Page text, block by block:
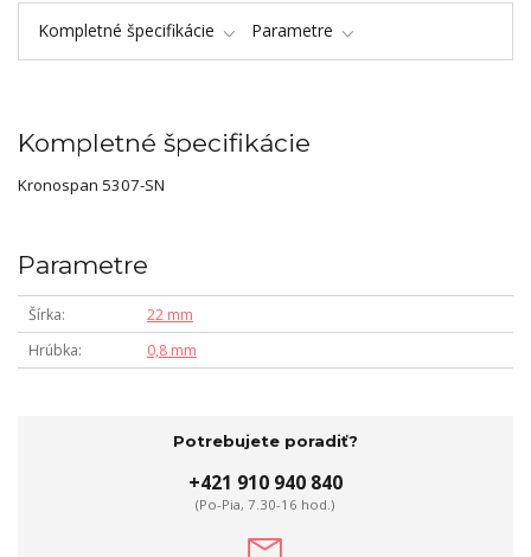
Kompletné špecifikácie Parametre
Kompletné špecifikácie
Kronospan 5307-SN
Parametre
Šírka
22 mm
Hrúbka
0,8 mm
Potrebujete poradiť?
+421 910 940 840
(Po-Pia, 7.30-16 hod.)